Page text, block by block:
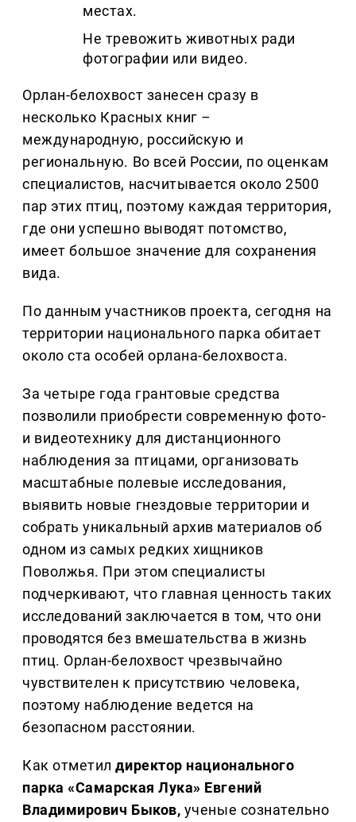
местах.
Не тревожить животных ради
фотографии или видео.
Орлан-белохвост занесен сразу в
несколько Красных книг –
международную, российскую и
региональную. Во всей России, по оценкам
специалистов, насчитывается около 2500
пар этих птиц, поэтому каждая территория,
где они успешно выводят потомство,
имеет большое значение для сохранения
вида.
По данным участников проекта, сегодня на
территории национального парка обитает
около ста особей орлана-белохвоста.
За четыре года грантовые средства
позволили приобрести современную фото-
и видеотехнику для дистанционного
наблюдения за птицами, организовать
масштабные полевые исследования,
выявить новые гнездовые территории и
собрать уникальный архив материалов об
одном из самых редких хищников
Поволжья. При этом специалисты
подчеркивают, что главная ценность таких
исследований заключается в том, что они
проводятся без вмешательства в жизнь
птиц. Орлан-белохвост чрезвычайно
чувствителен к присутствию человека,
поэтому наблюдение ведется на
безопасном расстоянии.
Как отметилдиректор национального
парка «Самарская Лука» Евгений
Владимирович Быков, ученые сознательно